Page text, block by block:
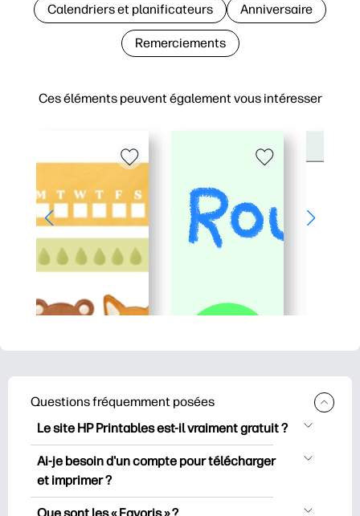
Ces éléments peuvent également vous intéresser
Calendriers et planificateurs Anniversaire
Remerciements
Questions fréquemment posées
Le site HP Printables est-il vraiment gratuit ?
HP Printables propose plus de 2500
documents imprimables gratuits à
télécharger et à imprimer. Découvrez
des pages de coloriage populaires, des
Ai-je besoin d'un compte pour télécharger
et imprimer ?
Vous pouvez explorer et imprimer sans